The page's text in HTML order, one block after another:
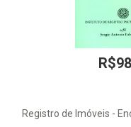
Un Neoliberal